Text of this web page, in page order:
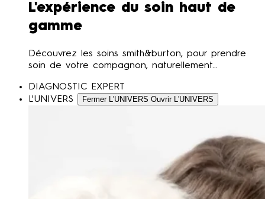
L'expérience du soin haut de
gamme
Découvrez les soins smith&burton, pour prendre
soin de votre compagnon, naturellement…
DIAGNOSTIC EXPERT
L'UNIVERS
Fermer L'UNIVERS Ouvrir L'UNIVERS